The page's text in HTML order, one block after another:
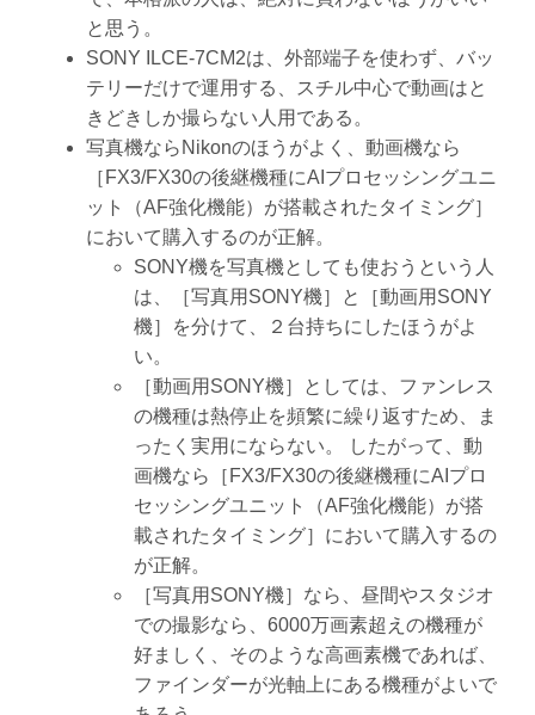
と思う。
SONY ILCE-7CM2は、外部端子を使わず、バッ
テリーだけで運用する、スチル中心で動画はと
きどきしか撮らない人用である。
写真機ならNikonのほうがよく、動画機なら
［FX3/FX30の後継機種にAIプロセッシングユニ
ット（AF強化機能）が搭載されたタイミング］
において購入するのが正解。
SONY機を写真機としても使おうという人
は、［写真用SONY機］と［動画用SONY
機］を分けて、２台持ちにしたほうがよ
い。
［動画用SONY機］としては、ファンレス
の機種は熱停止を頻繁に繰り返すため、ま
ったく実用にならない。 したがって、動
画機なら［FX3/FX30の後継機種にAIプロ
セッシングユニット（AF強化機能）が搭
載されたタイミング］において購入するの
が正解。
［写真用SONY機］なら、昼間やスタジオ
での撮影なら、6000万画素超えの機種が
好ましく、そのような高画素機であれば、
ファインダーが光軸上にある機種がよいで